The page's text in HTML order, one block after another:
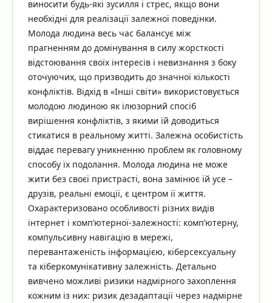
виносити будь-які зусилля і стрес, якщо вони
необхідні для реалізації залежної поведінки.
Молода людина весь час балансує між
прагненням до домінування в силу жорсткості
відстоювання своїх інтересів і невизнання з боку
оточуючих, що призводить до значної кількості
конфліктів. Відхід в «Інші світи» використовується
молодою людиною як ілюзорний спосіб
вирішення конфліктів, з якими їй доводиться
стикатися в реальному житті. Залежна особистість
віддає перевагу уникненню проблем як головному
способу їх подолання. Молода людина не може
жити без своєї пристрасті, вона замінює їй усе –
друзів, реальні емоції, є центром її життя.
Охарактеризовано особливості різних видів
інтернет і комп’ютерної-залежності: комп’ютерну,
компульсивну навігацію в мережі,
перевантаженість інформацією, кіберсексуальну
та кіберкомунікативну залежність. Детально
вивчено можливі ризики надмірного захоплення
кожним із них: ризик дезадаптації через надмірне